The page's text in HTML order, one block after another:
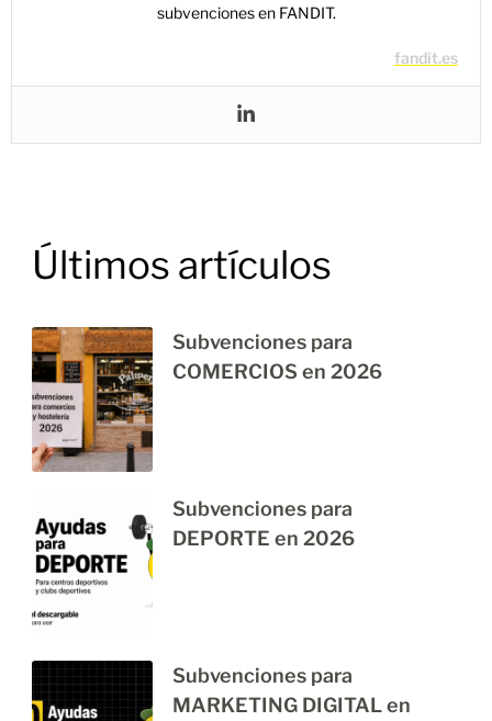
subvenciones en FANDIT.
fandit.es
Últimos artículos
Subvenciones para
COMERCIOS en 2026
Subvenciones para
DEPORTE en 2026
Subvenciones para
MARKETING DIGITAL en